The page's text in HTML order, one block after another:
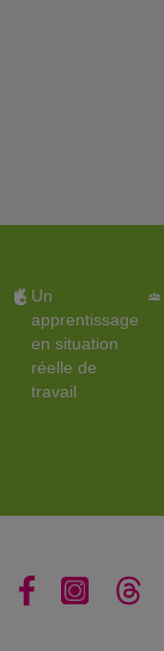
Un
apprentissage
en situation
réelle de
travail